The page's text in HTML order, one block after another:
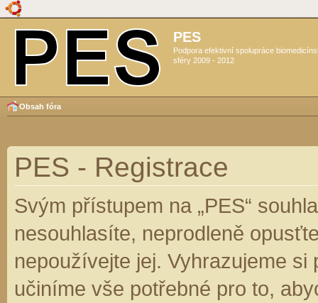
PES
Podpora efektivní spolupráce
sféry 2009 - 2012
Obsah fóra
PES - Registrace
Svým přístupem na „PES“
nesouhlasíte, neprodleně
nepoužívejte jej. Vyhrazujeme
učiníme vše potřebné pro to,